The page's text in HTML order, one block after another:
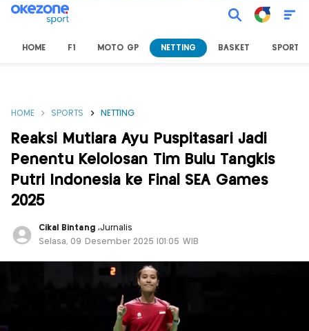
HOME F1 MOTO GP NETTING BASKET SPORT
HOME SPORTS NETTING
Reaksi Mutiara Ayu Puspitasari Jadi
Penentu Kelolosan Tim Bulu Tangkis
Putri Indonesia ke Final SEA Games
2025
Cikal Bintang ,Jurnalis
Selasa, 09 Desember 2025 |01:05 WIB